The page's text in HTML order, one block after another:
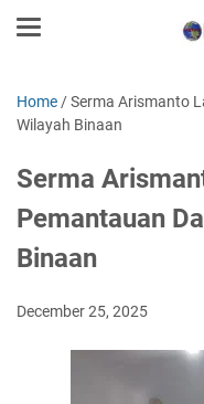
Home /Serma Arismanto
Wilayah Binaan
Serma
Pemantauan
Binaan
December 25, 2025